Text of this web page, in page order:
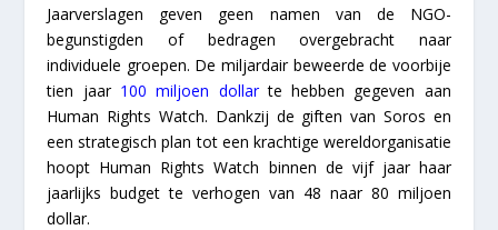
Jaarverslagen geven geen namen van de NGO-
begunstigden of bedragen overgebracht naar
individuele groepen. De miljardair beweerde de voorbije
tien jaar 100 miljoen dollar te hebben gegeven aan
Human Rights Watch. Dankzij de giften van Soros en
een strategisch plan tot een krachtige wereldorganisatie
hoopt Human Rights Watch binnen de vijf jaar haar
jaarlijks budget te verhogen van 48 naar 80 miljoen
dollar.